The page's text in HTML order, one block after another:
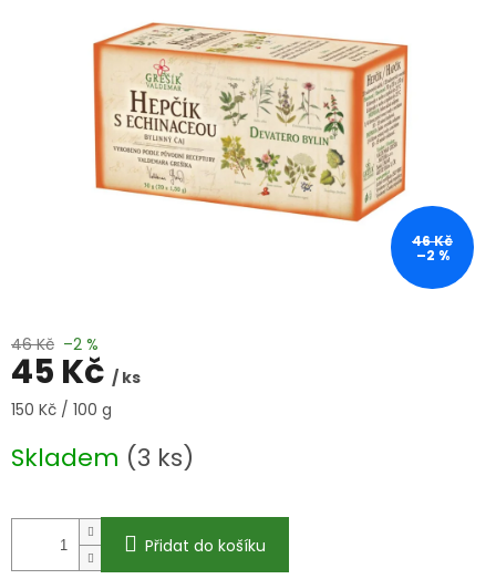
hvězdiček.
46 Kč
–2 %
46 Kč –2 %
45 Kč / ks
Měrná
150 Kč / 100 g
Skladem (3 ks)
Přidat do košíku